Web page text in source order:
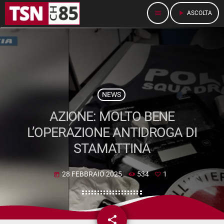
menu play_arrow ASCOLTA
NEWS
AZIONE: MOLTO BENE
L’OPERAZIONE ANTIDROGA DI
STAMATTINA
today 28 FEBBRAIO 2025 534 1
share
email